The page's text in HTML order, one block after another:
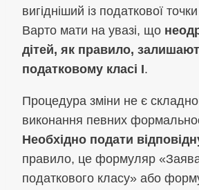
вигідніший із податкової
Варто мати на увазі, що
дітей, як правило,
податковому класі I.
Процедура зміни не є
виконання певних
Необхідно подати
правило, це формуляр
податкового класу» або